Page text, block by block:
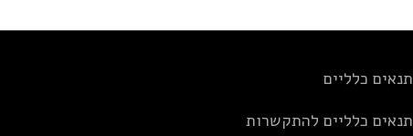
תנאים כלליים
תנאים כלליים להתקשרות